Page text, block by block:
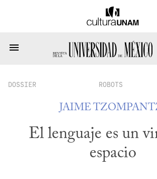
DOSSIER ROBOTS
JAIME
El lenguaje es un
espacio